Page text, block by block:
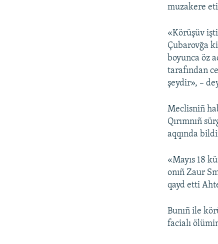
muzakere
«Körüşüv
Çubarovğa
boyunca öz
tarafından
şeydir», –
Meclisniñ
Qırımnıñ
aqqında
«Mayıs 18
onıñ Zaur
qayd etti
Bunıñ ile
facialı